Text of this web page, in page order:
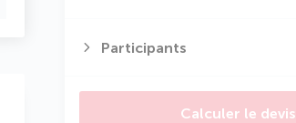
Participants
Calculer le devis